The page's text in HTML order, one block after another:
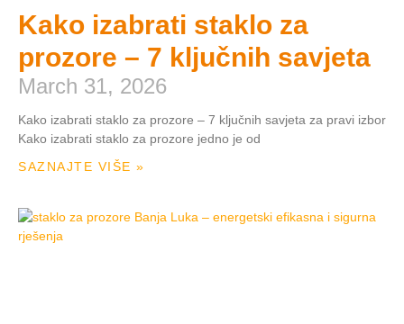
Kako izabrati staklo za
prozore – 7 ključnih savjeta
March 31, 2026
Kako izabrati staklo za prozore – 7 ključnih savjeta za pravi izbor
Kako izabrati staklo za prozore jedno je od
SAZNAJTE VIŠE »